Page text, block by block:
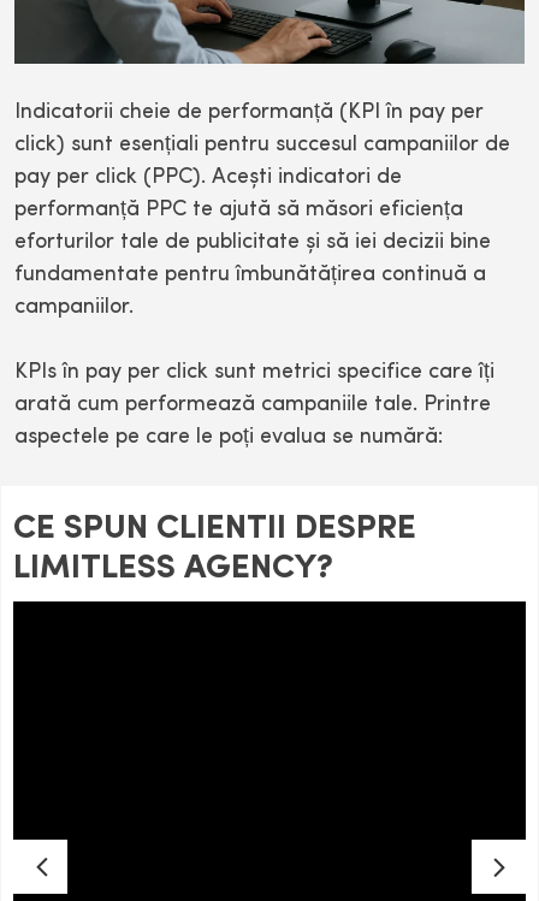
Indicatorii cheie de performanță (KPI în pay per
click) sunt esențiali pentru succesul campaniilor de
pay per click (PPC). Acești indicatori de
performanță PPC te ajută să măsori eficiența
eforturilor tale de publicitate și să iei decizii bine
fundamentate pentru îmbunătățirea continuă a
campaniilor.
KPIs în pay per click sunt metrici specifice care îți
arată cum performează campaniile tale. Printre
aspectele pe care le poți evalua se numără:
CE SPUN CLIENTII DESPRE
LIMITLESS AGENCY?